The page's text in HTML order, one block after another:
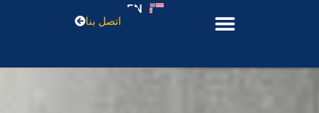
EN
اتصل بنا